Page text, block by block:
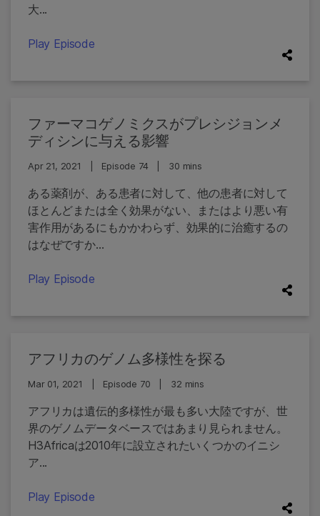
大...
Play Episode
ファーマコゲノミクスがプレシジョンメ
ディシンに与える影響
Apr 21, 2021 Episode 74 30 mins
ある薬剤が、ある患者に対して、他の患者に対して
ほとんどまたは全く効果がない、またはより悪い有
害作用があるにもかかわらず、効果的に治癒するの
はなぜですか...
Play Episode
アフリカのゲノム多様性を探る
Mar 01, 2021 Episode 70 32 mins
アフリカは遺伝的多様性が最も多い大陸ですが、世
界のゲノムデータベースではあまり見られません。
H3Africaは2010年に設立されたいくつかのイニシ
ア...
Play Episode